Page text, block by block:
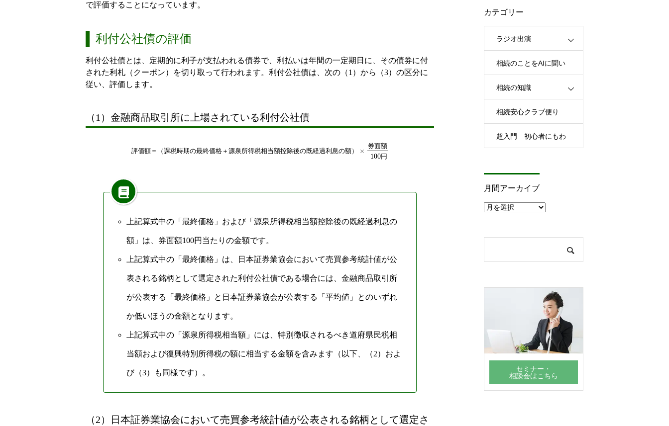
で評価することになっています。
利付公社債の評価
利付公社債とは、定期的に利子が支払われる債券で、利払いは年間の一定期日に、その債券に付
された利札（クーポン）を切り取って行われます。利付公社債は、次の（1）から（3）の区分に
従い、評価します。
（1）金融商品取引所に上場されている利付公社債
評価額 ＝ （課税時期の最終価格 ＋ 源泉所得税相当額控除後の既経過利 息の額） ×
券面額
100円
上記算式中の「最終価格」および「源泉所得税相当額控除後の既経過利息の
額」は、券面額100円当たりの金額です。
上記算式中の「最終価格」は、日本証券業協会において売買参考統計値が公
表される銘柄として選定された利付公社債である場合には、金融商品取引所
が公表する「最終価格」と日本証券業協会が公表する「平均値」とのいずれ
か低いほうの金額となります。
上記算式中の「源泉所得税相当額」には、特別徴収されるべき道府県民税相
当額および復興特別所得税の額に相当する金額を含みます（以下、（2）およ
び（3）も同様です）。
（2）日本証券業協会において売買参考統計値が公表される銘柄として選定さ
カテゴリー
ラジオ出演
相続のことをAIに聞い
てみた
相続の知識
相続安心クラブ便り
超入門 初心者にもわ
月間アーカイブ
月
間
カ
イ
セミナー・
相談会はこちら